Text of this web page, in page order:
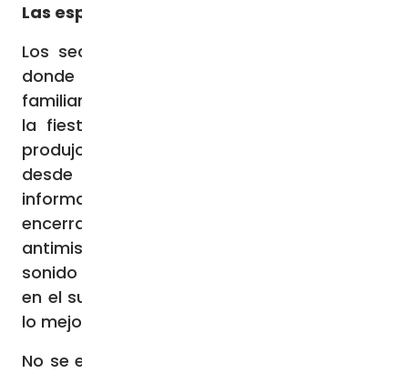
Las esperanzas de Maayan
Los secuestraron en el Kibbutz Nir Yithak,
donde vivían Clara y Luis y donde otros
familiares estaban de visita con ocasión de
la fiesta de Sucot. El último contacto se
produjo a las 11.04 horas del 7 de octubre,
desde el teléfono móvil de Luis, que
informaba a su hija de que estaba
encerrado con los demás en el refugio
antimisiles. Hasta los gritos en árabe, el
sonido de disparos y objetos rompiéndose
en el suelo. «Entraron a la casa, esperemos
lo mejor, besos».
No se encontraron rastros de sangre en su